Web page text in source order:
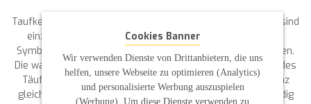
Taufkerzen sind weit mehr als nur Dekorationsobjekte. Sie sind
einzigartige Kunstwerke, die durch ihre Individualität und
Symbolik zu einem wichtigen Teil der Taufzeremonie werden.
Die warme Flamme der Kerze soll den Glauben im Herzen des
Täuflings entfachen und ihn ein Leben lang begleiten. Ganz
gleich, ob es sich um eine einfache Kerze oder ein aufwendig
Cookies Banner
Wir verwenden Dienste von Drittanbietern, die uns
helfen, unsere Webseite zu optimieren (Analytics)
und personalisierte Werbung auszuspielen
(Werbung). Um diese Dienste verwenden zu